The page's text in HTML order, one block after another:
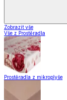
Zobrazit vše
Vše z Prostěradla
Prostěradla z mikroplyše